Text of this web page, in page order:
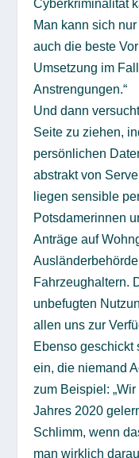
Cyberkriminalität
Man kann sich
auch die beste
Umsetzung im
Anstrengungen.“
Und dann
Seite zu ziehen,
persönlichen
abstrakt von
liegen sensible
Potsdamerinnen
Anträge auf
Fahrzeughaltern.
unbefugten
allen uns zur
Ebenso geschickt
ein, die niemand
zum Beispiel:
Jahres 2020
Schlimm, wenn
man wirklich